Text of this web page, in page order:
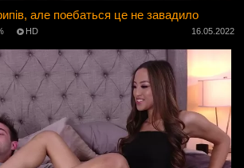
але поебаться це не завадило
HD 16.05.2022